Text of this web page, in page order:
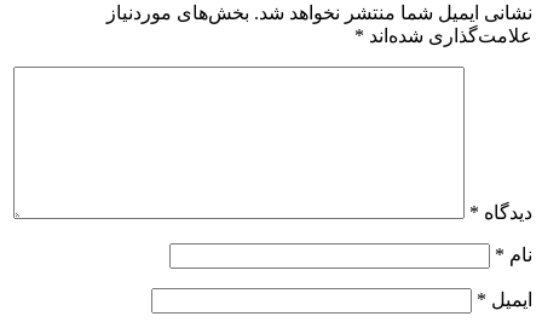
نشانی ایمیل شما منتشر نخواهد شد. بخش‌های موردنیاز
علامت‌گذاری شده‌اند *
دیدگاه *
نام *
ایمیل *